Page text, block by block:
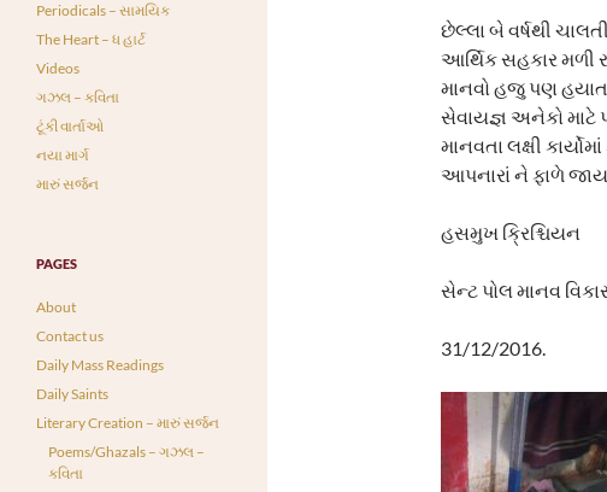
છેલ્લા બે વર્ષથી
આર્થિક સહકાર મળી
માનવો હજુ પણ હયાત
સેવાયજ્ઞ અનેકો માટે
માનવતા લક્ષી
આપનારાં ને ફાળે
હસમુખ ક્રિશ્ચિયન
સેન્ટ પોલ માનવ
31/12/2016.
Periodicals – સામયિક
The Heart – ધ હાર્ટ
Videos
ગઝલ – કવિતા
ટૂંકી વાર્તાઓ
નયા માર્ગ
મારું સર્જન
PAGES
About
Contact us
Daily Mass Readings
Daily Saints
Literary Creation – મારું સર્જન
Poems/Ghazals – ગઝલ –
કવિતા